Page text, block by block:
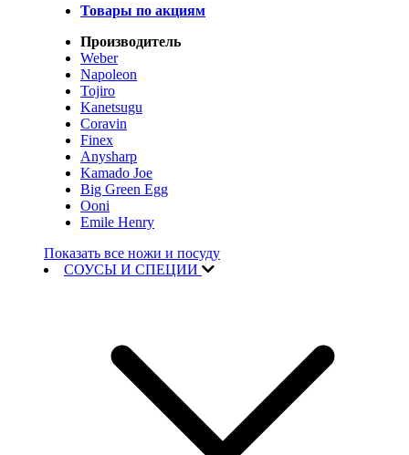
Товары по акциям
Производитель
Weber
Napoleon
Tojiro
Kanetsugu
Coravin
Finex
Anysharp
Kamado Joe
Big Green Egg
Ooni
Emile Henry
Показать все ножи и посуду
СОУСЫ И СПЕЦИИ